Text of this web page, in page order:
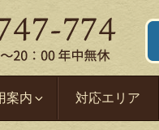
案内 対応エリア